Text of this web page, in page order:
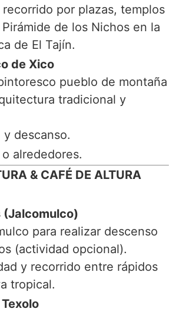
por plazas, templos
de los Nichos en la
de El Tajín.
de Xico
pueblo de montaña
tradicional y
descanso.
alrededores.
& CAFÉ DE ALTURA
(Jalcomulco)
para realizar descenso
(actividad opcional).
y recorrido entre rápidos
tropical.